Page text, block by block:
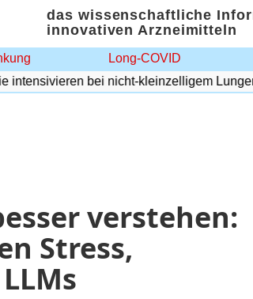
das wissenschaftliche
innovativen Arzneimitteln
Long-COVID
bei nicht-kleinzelligem
verstehen:
Stress,